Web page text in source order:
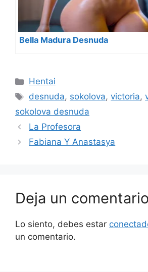
Bella Madura Desnuda
Categorías
Hentai
Etiquetas
desnuda, sokolova,victoria,
sokolova desnuda
La Profesora
Fabiana Y Anastasya
Deja un comentario
Lo siento, debes estar
un comentario.